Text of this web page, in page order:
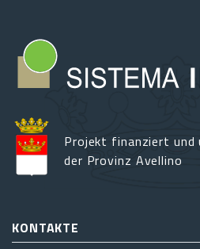
Projekt finanziert
der Provinz Avellino
KONTAKTE